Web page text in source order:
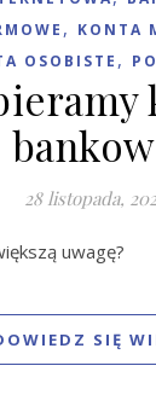
, KONTA
OSOBISTE ,
28 listopada,
uwagę?
SIĘ